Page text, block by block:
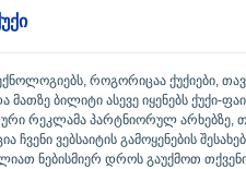
როგორიცაა ქუქიები,
ბილიტი ასევე იყენებს ქუქი-
რეკლამა პარტნიორულ არხებზე,
ვებსაიტის გამოყენების
ნებისმიერ დროს გაუქმოთ